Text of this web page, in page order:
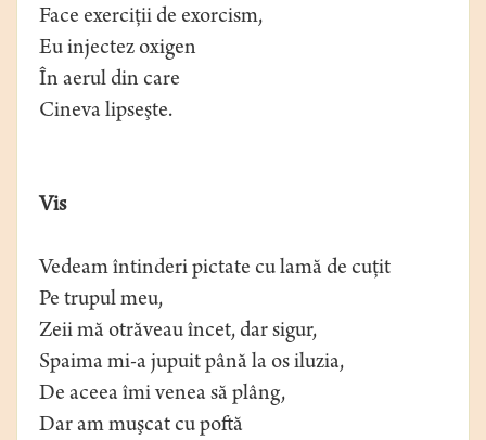
Face exerciţii de exorcism,
Eu injectez oxigen
În aerul din care
Cineva lipseşte.
Vis
Vedeam întinderi pictate cu lamă de cuţit
Pe trupul meu,
Zeii mă otrăveau încet, dar sigur,
Spaima mi-a jupuit până la os iluzia,
De aceea îmi venea să plâng,
Dar am muşcat cu poftă